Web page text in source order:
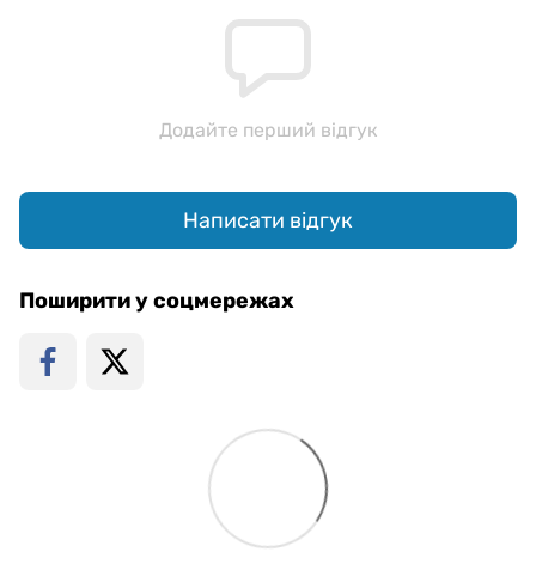
Додайте перший відгук
Написати відгук
Поширити у соцмережах